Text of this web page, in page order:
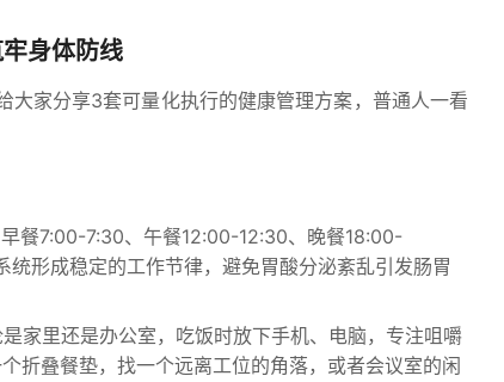
身体防线
大家分享3套可量化执行的健康管理方案，普通人一看
餐7:00-7:30、午餐12:00-12:30、晚餐18:00-
形成稳定的工作节律，避免胃酸分泌紊乱引发肠胃
家里还是办公室，吃饭时放下手机、电脑，专注咀嚼
折叠餐垫，找一个远离工位的角落，或者会议室的闲